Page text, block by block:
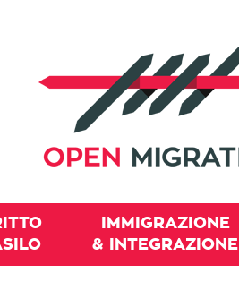
IMMIGRAZIONE
& INTEGRAZIONE